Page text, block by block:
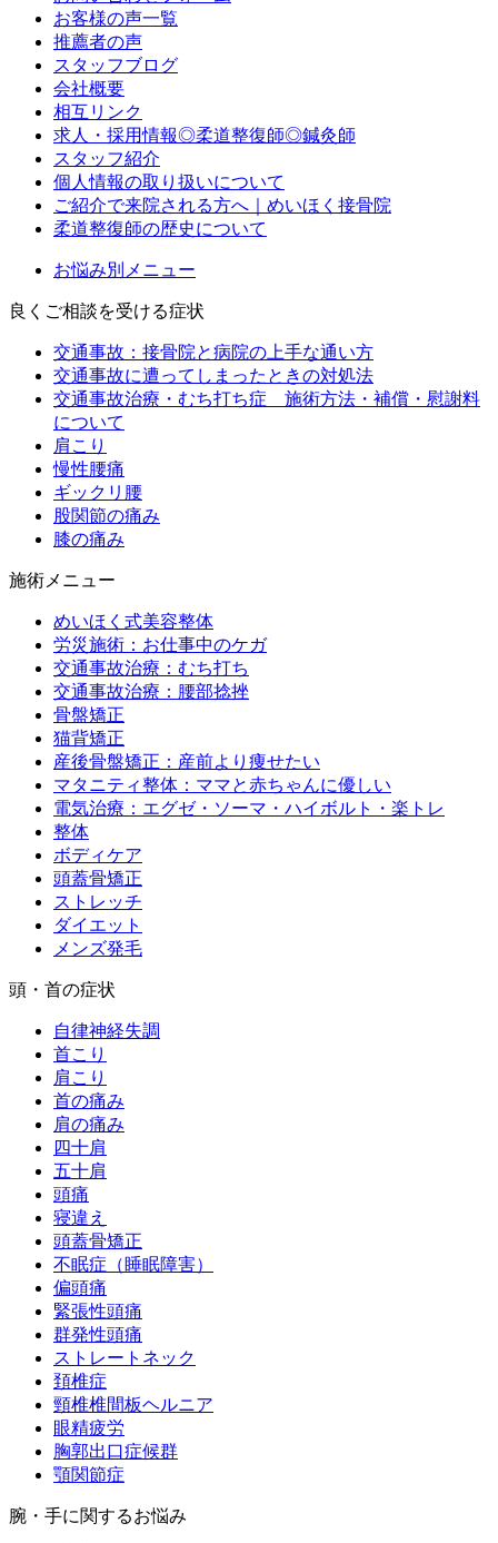
お客様の声一覧
推薦者の声
スタッフブログ
会社概要
相互リンク
求人・採用情報◎柔道整復師◎鍼灸師
スタッフ紹介
個人情報の取り扱いについて
ご紹介で来院される方へ｜めいほく接骨院
柔道整復師の歴史について
お悩み別メニュー
良くご相談を受ける症状
交通事故：接骨院と病院の上手な通い方
交通事故に遭ってしまったときの対処法
交通事故治療・むち打ち症 施術方法・補償・慰謝料
について
肩こり
慢性腰痛
ギックリ腰
股関節の痛み
膝の痛み
施術メニュー
めいほく式美容整体
労災施術：お仕事中のケガ
交通事故治療：むち打ち
交通事故治療：腰部捻挫
骨盤矯正
猫背矯正
産後骨盤矯正：産前より痩せたい
マタニティ整体：ママと赤ちゃんに優しい
電気治療：エグゼ・ソーマ・ハイボルト・楽トレ
整体
ボディケア
頭蓋骨矯正
ストレッチ
ダイエット
メンズ発毛
頭・首の症状
自律神経失調
首こり
肩こり
首の痛み
肩の痛み
四十肩
五十肩
頭痛
寝違え
頭蓋骨矯正
不眠症（睡眠障害）
偏頭痛
緊張性頭痛
群発性頭痛
ストレートネック
頚椎症
頸椎椎間板ヘルニア
眼精疲労
胸郭出口症候群
顎関節症
腕・手に関するお悩み